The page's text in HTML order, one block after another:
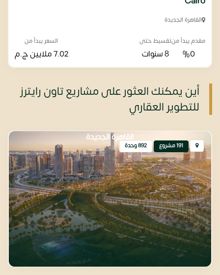
القاهرة الجديدة
مقدم يبدأ من
%0
تقسيط حتى
8 سنوات
السعر يبدأ من
7.02 ملايين ج.م
أين يمكنك العثور على مشاريع تاون رايترز
للتطوير العقاري
191 مشروع 892 وحدة
القاهرة الجديدة